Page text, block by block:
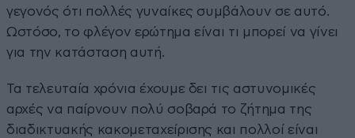
γεγονός ότι πολλές γυναίκες συμβάλουν σε αυτό.
Ωστόσο, το φλέγον ερώτημα είναι τι μπορεί να γίνει
για την κατάσταση αυτή.
Τα τελευταία χρόνια έχουμε δει τις αστυνομικές
αρχές να παίρνουν πολύ σοβαρά το ζήτημα της
διαδικτυακής κακομεταχείρισης και πολλοί είναι